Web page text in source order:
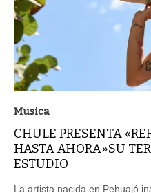
Musica
CHULE PRESENTA
HASTA AHORA»SU
ESTUDIO
La artista nacida en Pehuajó